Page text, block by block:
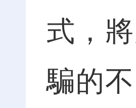
式，
騙的